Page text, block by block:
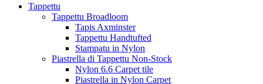
Tappettu
Tappettu Broadloom
Tapis Axminster
Tappettu Handtufted
Stampatu in Nylon
Piastrella di Tappettu Non-Stock
Nylon 6.6 Carpet tile
Piastrella in Nylon Carpet